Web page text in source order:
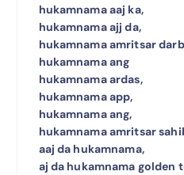
hukamnama aaj ka,
hukamnama ajj da,
hukamnama amritsar
hukamnama ang
hukamnama ardas,
hukamnama app,
hukamnama ang,
hukamnama amritsar
aaj da hukamnama,
aj da hukamnama golden